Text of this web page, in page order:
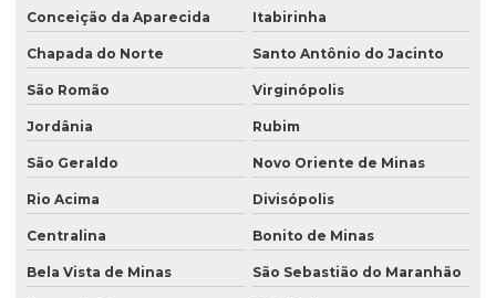
Conceição da Aparecida Itabirinha
Chapada do Norte Santo Antônio do Jacinto
São Romão Virginópolis
Jordânia Rubim
São Geraldo Novo Oriente de Minas
Rio Acima Divisópolis
Centralina Bonito de Minas
Bela Vista de Minas São Sebastião do Maranhão